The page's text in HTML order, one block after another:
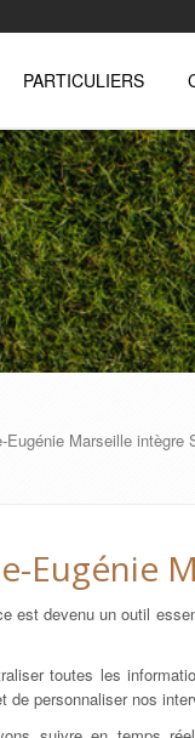
PARTICULIERS
Eugénie Marseille
Eugénie
est devenu un outil
toutes les
de personnaliser nos